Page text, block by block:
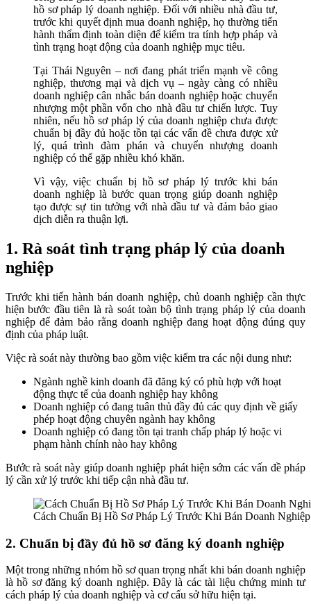
hồ sơ pháp lý doanh nghiệp. Đối với nhiều nhà đầu tư,
trước khi quyết định mua doanh nghiệp, họ thường tiến
hành thẩm định toàn diện để kiểm tra tính hợp pháp và
tình trạng hoạt động của doanh nghiệp mục tiêu.
Tại Thái Nguyên – nơi đang phát triển mạnh về công
nghiệp, thương mại và dịch vụ – ngày càng có nhiều
doanh nghiệp cân nhắc bán doanh nghiệp hoặc chuyển
nhượng một phần vốn cho nhà đầu tư chiến lược. Tuy
nhiên, nếu hồ sơ pháp lý của doanh nghiệp chưa được
chuẩn bị đầy đủ hoặc tồn tại các vấn đề chưa được xử
lý, quá trình đàm phán và chuyển nhượng doanh
nghiệp có thể gặp nhiều khó khăn.
Vì vậy, việc chuẩn bị hồ sơ pháp lý trước khi bán
doanh nghiệp là bước quan trọng giúp doanh nghiệp
tạo được sự tin tưởng với nhà đầu tư và đảm bảo giao
dịch diễn ra thuận lợi.
1. Rà soát tình trạng pháp lý của doanh
nghiệp
Trước khi tiến hành bán doanh nghiệp, chủ doanh nghiệp cần thực
hiện bước đầu tiên là rà soát toàn bộ tình trạng pháp lý của doanh
nghiệp để đảm bảo rằng doanh nghiệp đang hoạt động đúng quy
định của pháp luật.
Việc rà soát này thường bao gồm việc kiểm tra các nội dung như:
Ngành nghề kinh doanh đã đăng ký có phù hợp với hoạt
động thực tế của doanh nghiệp hay không
Doanh nghiệp có đang tuân thủ đầy đủ các quy định về giấy
phép hoạt động chuyên ngành hay không
Doanh nghiệp có đang tồn tại tranh chấp pháp lý hoặc vi
phạm hành chính nào hay không
Bước rà soát này giúp doanh nghiệp phát hiện sớm các vấn đề pháp
lý cần xử lý trước khi tiếp cận nhà đầu tư.
Cách Chuẩn Bị Hồ Sơ Pháp Lý Trước Khi Bán Doanh
2. Chuẩn bị đầy đủ hồ sơ đăng ký doanh nghiệp
Một trong những nhóm hồ sơ quan trọng nhất khi bán doanh nghiệp
là hồ sơ đăng ký doanh nghiệp. Đây là các tài liệu chứng minh tư
cách pháp lý của doanh nghiệp và cơ cấu sở hữu hiện tại.